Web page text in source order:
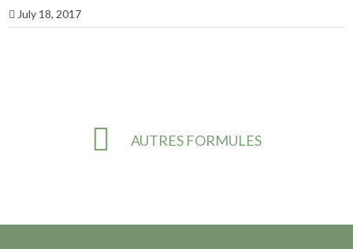
July 18, 2017
AUTRES FORMULES